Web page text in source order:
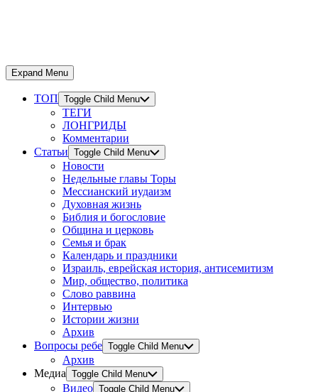
Expand Menu
ТОП Toggle Child Menu
ТЕГИ
ЛОНГРИДЫ
Комментарии
Статьи Toggle Child Menu
Новости
Недельные главы Торы
Мессианский иудаизм
Духовная жизнь
Библия и богословие
Община и церковь
Семья и брак
Календарь и праздники
Израиль, еврейская история, антисемитизм
Мир, общество, политика
Слово раввина
Интервью
Истории жизни
Архив
Вопросы ребе Toggle Child Menu
Архив
Медиа Toggle Child Menu
Видео Toggle Child Menu